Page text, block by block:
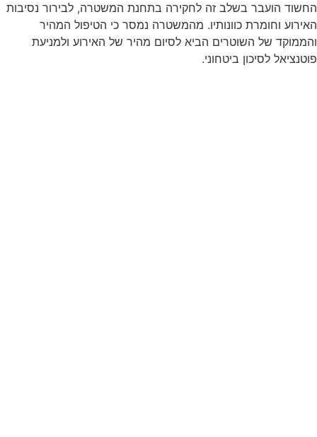
החשוד הועבר בשלב זה לחקירה בתחנת המשטרה, לבירור נסיבות
האירוע וחומרת כוונותיו. מהמשטרה נמסר כי הטיפול המהיר
והממוקד של השוטרים הביא לסיום מהיר של האירוע ולמניעת
פוטנציאל לסיכון ביטחוני.